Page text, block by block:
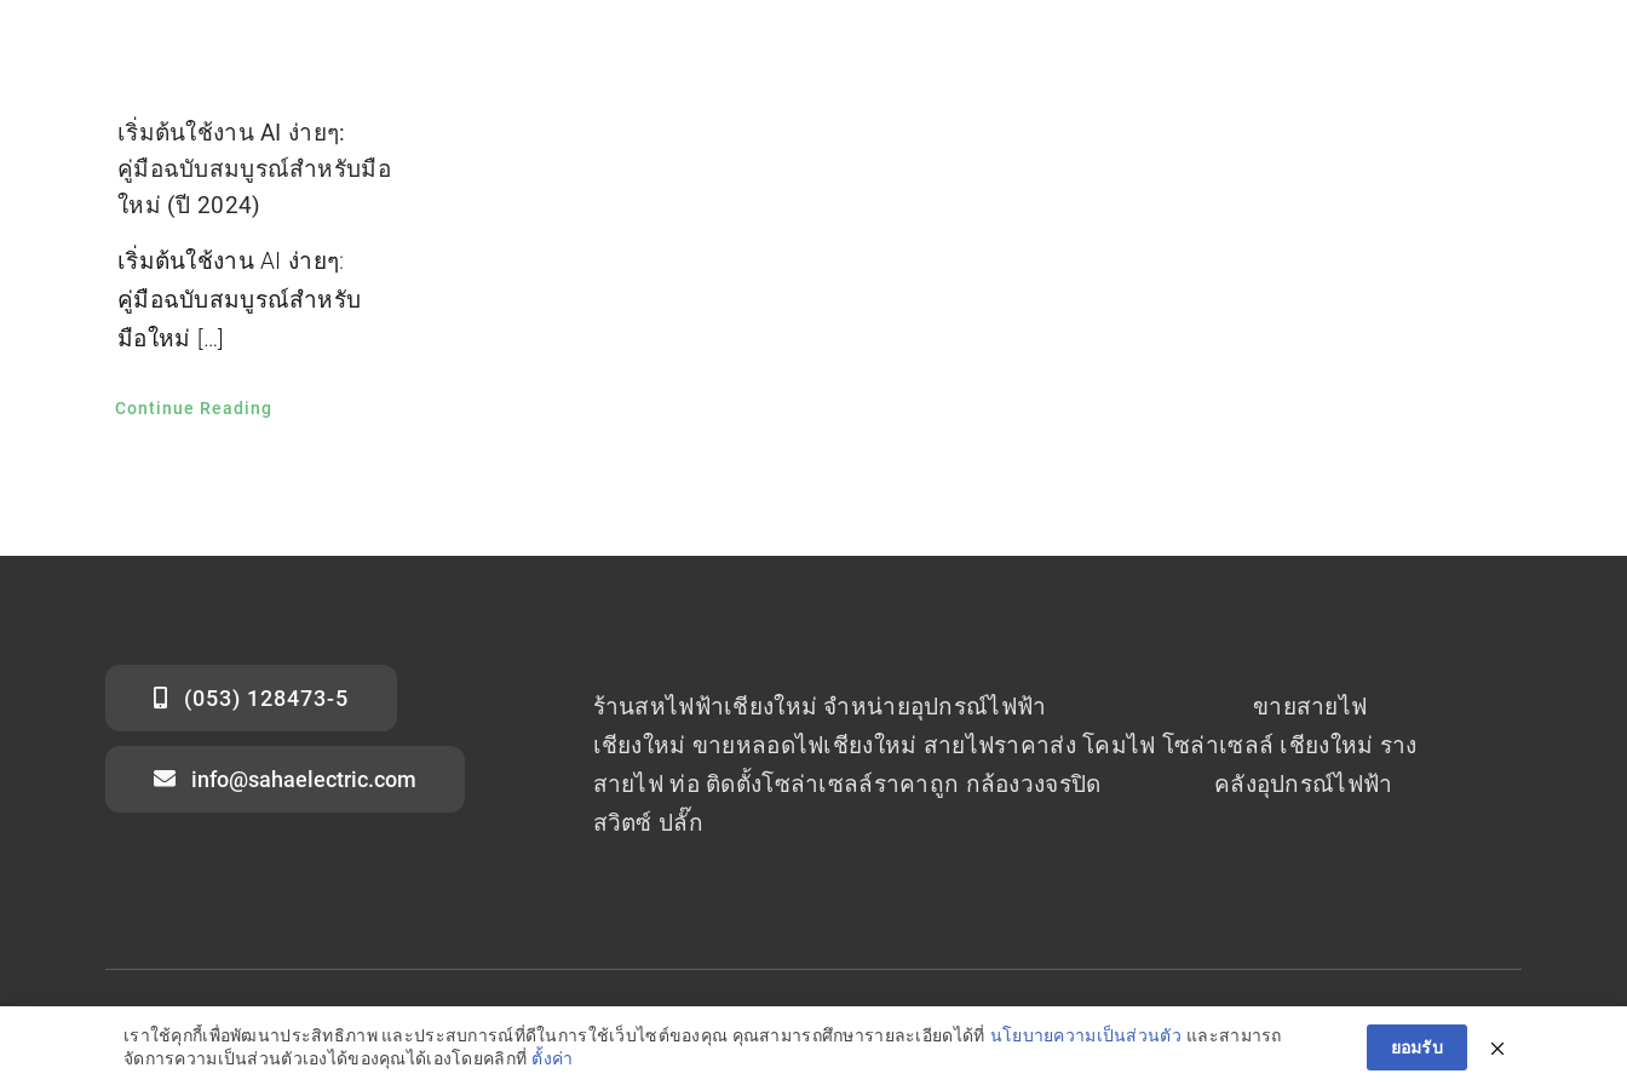
เริ่มต้นใช้งาน AI ง่ายๆ:
คู่มือฉบับสมบูรณ์สำหรับมือ
ใหม่ (ปี 2024)
เริ่มต้นใช้งาน AI ง่ายๆ:
คู่มือฉบับสมบูรณ์สำหรับ
มือใหม่ […]
Continue Reading
(053) 128473-5
info@sahaelectric.com
ร้านสหไฟฟ้าเชียงใหม่ จำหน่ายอุปกรณ์ไฟฟ้า
ขายสายไฟ
เชียงใหม่ ขายหลอดไฟเชียงใหม่ สายไฟราคาส่ง โคมไฟ โซล่าเซลล์ เชียงใหม่ ราง
สายไฟ ท่อ ติดตั้งโซล่าเซลล์ราคาถูก กล้องวงจรปิด
คลังอุปกรณ์ไฟฟ้า
สวิตซ์ ปลั๊ก
Copyright © 2018-2022 All rights reserved. • บริษัทสหไฟฟ้า 2018 จำกัด • Powered by WordPress | เซรั่มอัญชัน
เราใช้คุกกี้เพื่อพัฒนาประสิทธิภาพ และประสบการณ์ที่ดีในการใช้เว็บไซต์ของคุณ คุณสามารถศึกษารายละเอียดได้ที่ นโยบายความเป็นส่วนตัว และสามารถ
จัดการความเป็นส่วนตัวเองได้ของคุณได้เองโดยคลิกที่ ตั้งค่า
ยอมรับ